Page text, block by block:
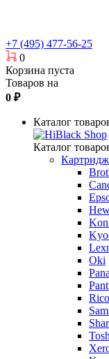
+7 (495) 477-56-25
0
Корзина пуста
Товаров на
0 ₽
Каталог
Каталог
Oki